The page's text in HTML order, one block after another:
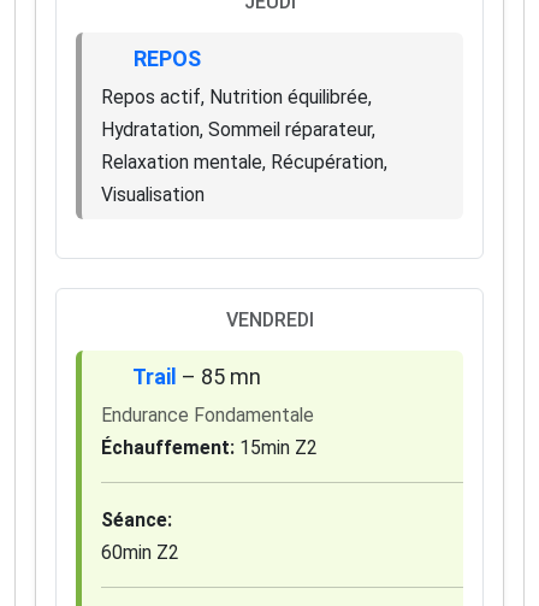
REPOS
Repos actif, Nutrition équilibrée,
Hydratation, Sommeil réparateur,
Relaxation mentale, Récupération,
Visualisation
VENDREDI
Trail – 85 mn
Endurance Fondamentale
Échauffement: 15min Z2
Séance:
60min Z2